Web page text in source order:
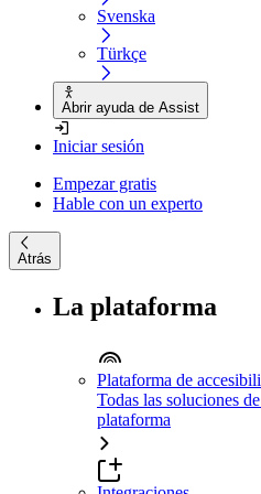
Svenska
Türkçe
Abrir ayuda de Assist
Iniciar sesión
Empezar gratis
Hable con un experto
Atrás
La plataforma
Plataforma de
Todas las soluciones
plataforma